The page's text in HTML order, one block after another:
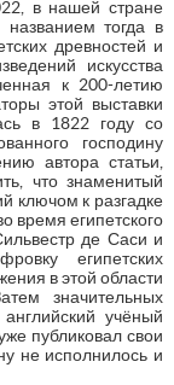
в нашей стране
тогда в
древностей и
искусства
к 200-летию
этой выставки
в 1822 году со
господину
автора статьи,
что знаменитый
ключом к разгадке
время египетского
де Саси и
египетских
в этой области
значительных
учёный
публиковал свои
не исполнилось и